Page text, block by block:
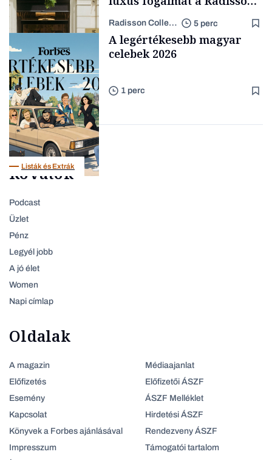
Forbes-sztori
Támogatói tartalom
Collection Hotel, Basilica
Budapest
Radisson Collection Hotel 5 perc
Listák és Extrák
A legértékesebb magyar
celebek 2026
1 perc
Rovatok
Podcast
Üzlet
Pénz
Legyél jobb
A jó élet
Women
Napi címlap
Oldalak
A magazin
Előfizetés
Esemény
Kapcsolat
Könyvek a Forbes ajánlásával
Impresszum
Médiaajanlat
Előfizetői ÁSZF
ÁSZF Melléklet
Hirdetési ÁSZF
Rendezveny ÁSZF
Támogatói tartalom